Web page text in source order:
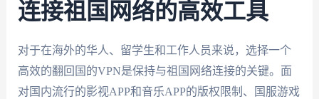
连接祖国网络的高效工具
对于在海外的华人、留学生和工作人员来说，选择一个
高效的翻回国的VPN是保持与祖国网络连接的关键。面
对国内流行的影视APP和音乐APP的版权限制、国服游戏